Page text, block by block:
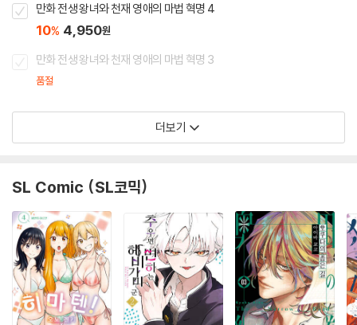
만화 전생 왕녀와 천재 영애의 마법 혁명 4
10% 4,950원
만화 전생 왕녀와 천재 영애의 마법 혁명 3
품절
더보기
SL Comic (SL코믹)